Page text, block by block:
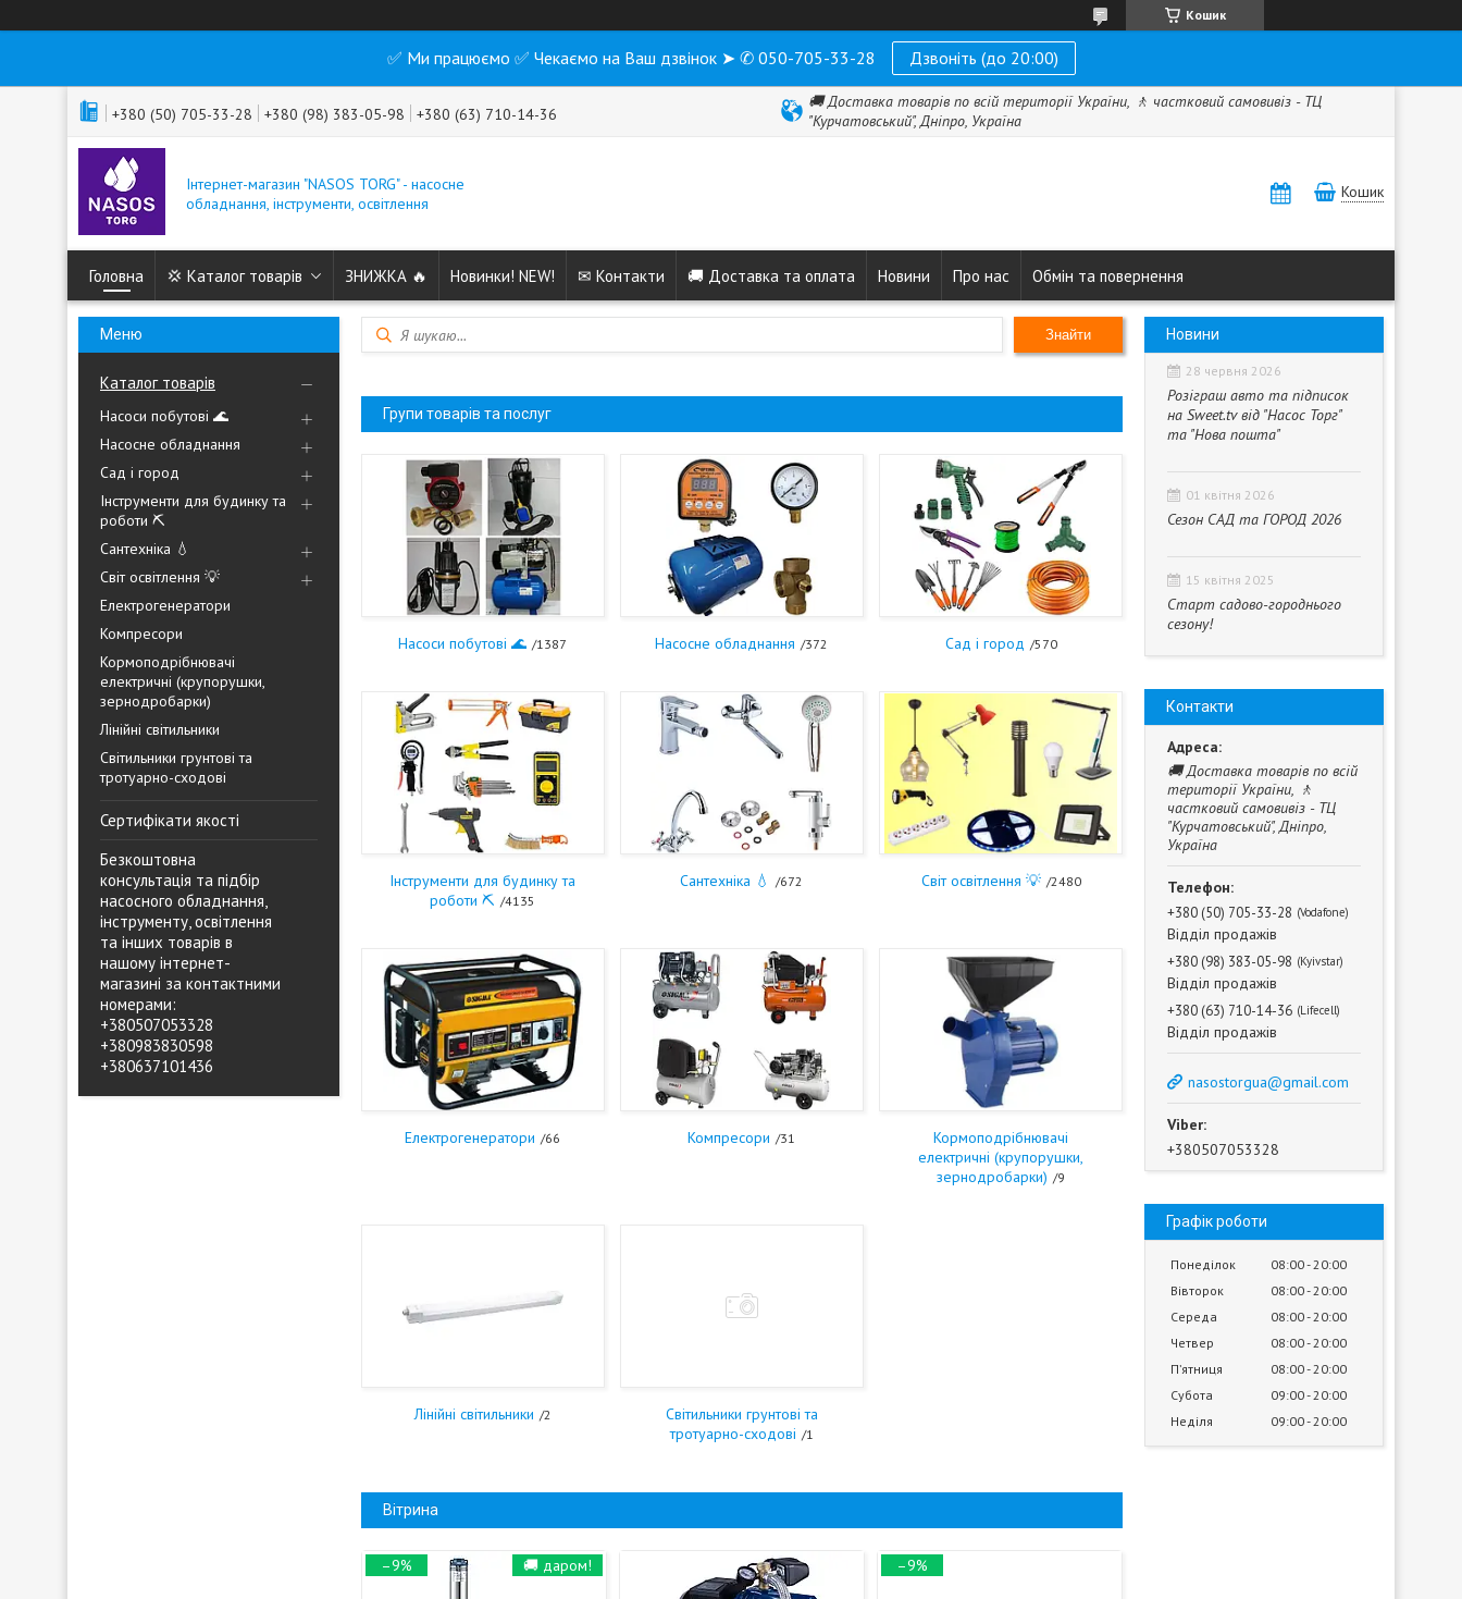
Кошик
✅ Ми працюємо ✅ Чекаємо на Ваш дзвінок ➤ ✆ 050-705-33-28 Дзвоніть (до 20:00)
+380 (50) 705-33-28 +380 (98) 383-05-98 +380 (63) 710-14-36
🚚 Доставка товарів по всій території України, 🚶 частковий самовивіз - ТЦ
"Курчатовський", Дніпро, Україна
Інтернет-магазин "NASOS TORG" - насосне
обладнання, інструменти, освітлення
Кошик
Головна 💢 Каталог товарів ЗНИЖКА 🔥 Новинки! NEW! ✉ Контакти 🚚 Доставка та оплата Новини Про нас Обмін та повернення
Каталог товарів
Насоси побутові 🌊
Насосне обладнання
Сад і город
Інструменти для будинку та
роботи ⛏️
Сантехніка 💧
Світ освітлення 💡
Електрогенератори
Компресори
Кормоподрібнювачі
електричні (крупорушки,
зернодробарки)
Лінійні світильники
Світильники грунтові та
тротуарно-сходові
Сертифікати якості
Безкоштовна
консультація та підбір
насосного обладнання,
інструменту, освітлення
та інших товарів в
нашому інтернет-
магазині за контактними
номерами:
+380507053328
+380983830598
+380637101436
Знайти
Групи товарів та послуг
Насоси побутові 🌊 1387 Насосне обладнання 372 Сад і город 570
Інструменти для будинку та
роботи ⛏️
4135
Сантехніка 💧 672 Світ освітлення 💡 2480
Електрогенератори 66 Компресори 31
Кормоподрібнювачі
електричні (крупорушки,
зернодробарки)
9
Лінійні світильники 2
Світильники грунтові та
тротуарно-сходові
1
Вітрина
–9% 🚚 даром! –9%
Новини
28 червня 2026
Розіграш авто та підписок
на Sweet.tv від "Насос Торг"
та "Нова пошта"
01 квітня 2026
Сезон САД та ГОРОД 2026
15 квітня 2025
Старт садово-городнього
сезону!
Контакти
🚚 Доставка товарів по всій
території України, 🚶
частковий самовивіз - ТЦ
"Курчатовський", Дніпро,
Україна
+380 (50) 705-33-28 Vodafone
Відділ продажів
+380 (98) 383-05-98 Kyivstar
Відділ продажів
+380 (63) 710-14-36 Lifecell
Відділ продажів
nasostorgua@gmail.com
+380507053328
Графік роботи
Понеділок 08:00 20:00
Вівторок
08:00 20:00
Середа
08:00 20:00
Четвер
08:00 20:00
Пʼятниця
08:00 20:00
Субота
09:00 20:00
Неділя
09:00 20:00